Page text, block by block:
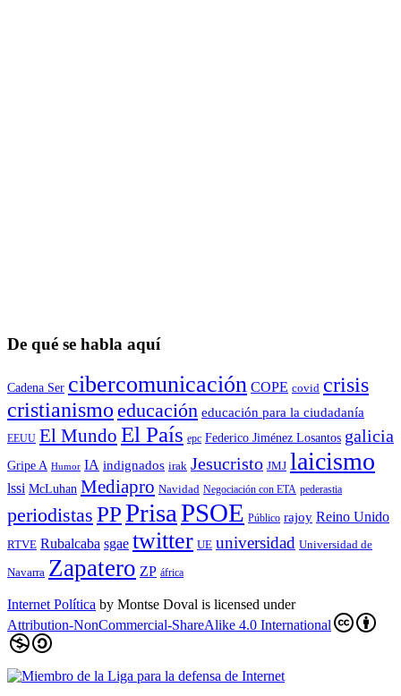
De qué se habla aquí
Cadena Ser cibercomunicación COPE covid crisis
cristianismo educación educación para la ciudadaní­a
EEUU El Mundo El País epc Federico Jiménez Losantos galicia
Gripe A Humor IA indignados irak Jesucristo JMJ laicismo
lssi McLuhan Mediapro Navidad Negociación con ETA pederastia
periodistas PPPrisaPSOE Público rajoy Reino Unido
RTVE Rubalcaba sgae twitter UE universidad Universidad de
Navarra Zapatero ZP áfrica
Internet Política by Montse Doval is licensed under
Attribution-NonCommercial-ShareAlike 4.0 International